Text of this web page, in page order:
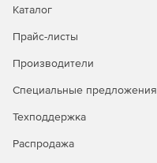
Каталог
Прайс-листы
Производители
Специальные предложения
Техподдержка
Распродажа